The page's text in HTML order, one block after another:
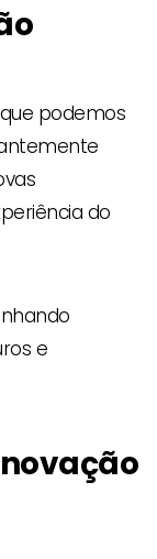
podemos
do
e